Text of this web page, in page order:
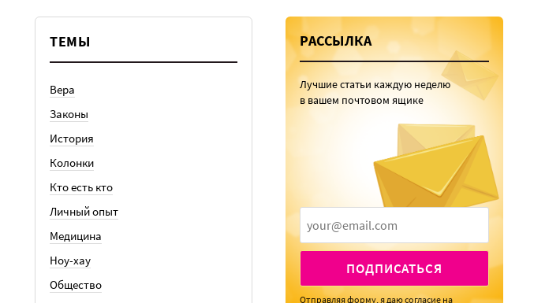
ТЕМЫ
Вера
Законы
История
Колонки
Кто есть кто
Личный опыт
Медицина
Ноу-хау
Общество
РАССЫЛКА
Лучшие статьи каждую неделю
в вашем почтовом ящике
ПОДПИСАТЬСЯ
Отправляя форму, я даюсогласие на